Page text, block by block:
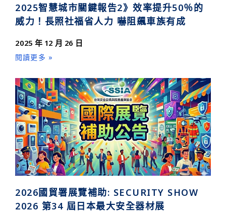
2025智慧城市關鍵報告2》效率提升50％的
威力！長照社福省人力 嚇阻飆車族有成
2025 年 12 月 26 日
閱讀更多 »
2026國貿署展覽補助: SECURITY SHOW
2026 第34 屆日本最大安全器材展